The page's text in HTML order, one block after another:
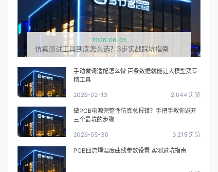
2026-06-05
仿真测试工具到底怎么选？3步实战踩坑指南
手动微调适配怎么做 百条数据就能让大模型变专
精工具
2026-02-13 2,044 浏览
做PCB电源完整性仿真总报错？手把手教你避开
三个最坑的步骤
2026-05-30 3,215 浏览
PCB回流焊温度曲线参数设置 实测避坑指南